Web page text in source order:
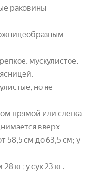
раковины
мускулистое,
но не
прямой или слегка
вверх.
58,5 см до 63,5 см; у
кг; у сук 23 кг.